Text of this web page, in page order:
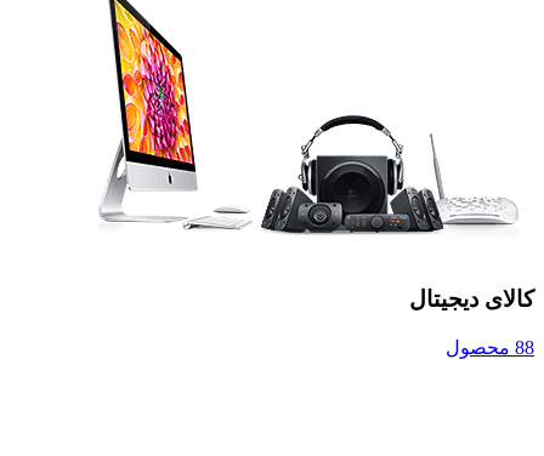
کالای دیجیتال
88 محصول